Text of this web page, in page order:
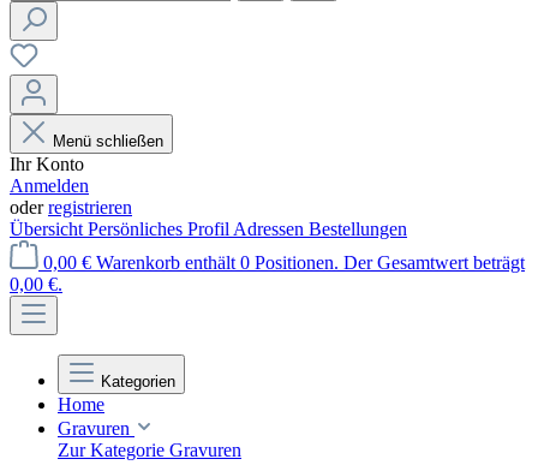
Menü schließen
Ihr Konto
Anmelden
oderregistrieren
Übersicht Persönliches Profil Adressen Bestellungen
0,00 € Warenkorb enthält 0 Positionen. Der Gesamtwert beträgt
0,00 €.
Kategorien
Home
Gravuren
Zur Kategorie Gravuren